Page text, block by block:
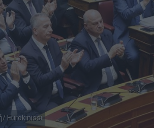
Eurokinissi